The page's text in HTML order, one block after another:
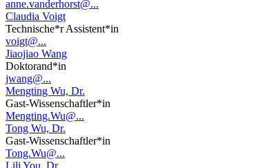
anne.vanderhorst@...
Claudia Voigt
Technische*r Assistent*in
voigt@...
Jiaojiao Wang
Doktorand*in
jwang@...
Mengting Wu, Dr.
Gast-Wissenschaftler*in
Mengting.Wu@...
Tong Wu, Dr.
Gast-Wissenschaftler*in
Tong.Wu@...
Lili You, Dr